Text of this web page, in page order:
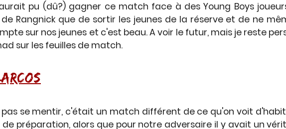
pu (dû?) gagner ce match face à des Young Boys
Rangnick que de sortir les jeunes de la réserve et de ne
sur nos jeunes et c'est beau. A voir le futur, mais je reste
sur les feuilles de match.
pas se mentir, c'était un match différent de ce qu'on voit
préparation, alors que pour notre adversaire il y avait un